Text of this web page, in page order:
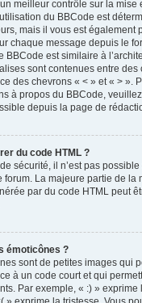
meilleur contrôle sur la mise
du BBCode est
mais il vous est également
chaque message depuis le
BBCode est similaire à
sont contenues entre des
des chevrons « < » et « > ».
à propos du BBCode,
depuis la page de
du code HTML ?
sécurité, il n’est pas
forum. La majeure partie de la
par du code HTML peut
émoticônes ?
sont de petites images qui
à un code court et qui
Par exemple, « :) » exprime